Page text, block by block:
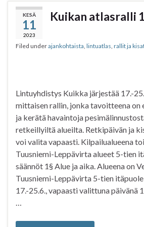
b
o
o
k
s
A
p
KESÄ
11
2023
Kuikan atlasralli
Filed underajankohtaista lintuatlas rallit ja
Lintuyhdistys Kuikka järjestää 17.-
mittaisen rallin, jonka tavoitteena on
ja kerätä havaintoja
retkeillyiltä alueilta. Retkipäivän ja
voi valita vapaasti. Kilpailualueena
Tuusniemi-Leppävirta alueet 5-tien
säännöt 1§ Alue ja aika. Alueena on
Tuusniemi-Leppävirta 5-tien
17.-25.6., vapaasti valittuna päivänä